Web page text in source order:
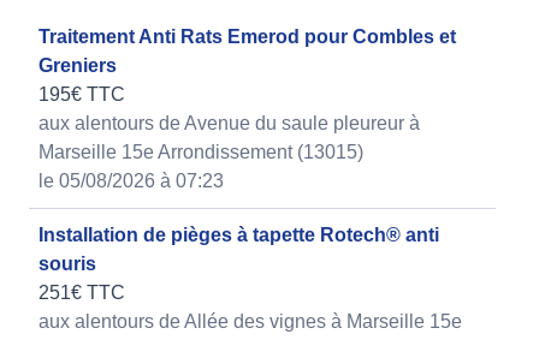
Traitement Anti Rats Emerod pour Combles et
Greniers
195€ TTC
aux alentours de Avenue du saule pleureur à
Marseille 15e Arrondissement (13015)
le 05/08/2026 à 07:23
Installation de pièges à tapette Rotech® anti
souris
251€ TTC
aux alentours de Allée des vignes à Marseille 15e